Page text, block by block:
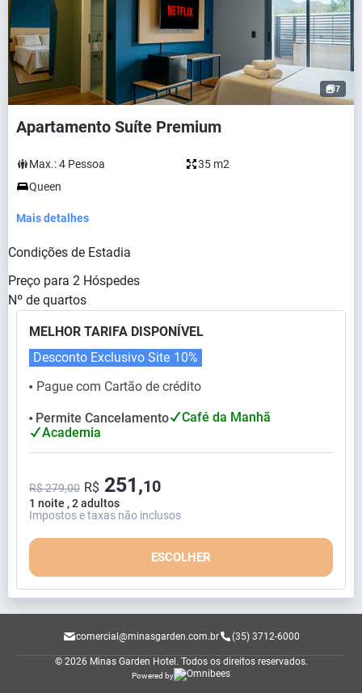
7
Apartamento Suíte Premium
Max.:4 Pessoa
35 m2
Queen
Mais detalhes
Condições de Estadia
Preço para 2 Hóspedes
Nº de quartos
MELHOR TARIFA DISPONÍVEL
⬤ Pague com Cartão de crédito
Desconto Exclusivo Site 10%
⬤ Permite Cancelamento
Café da Manhã
Academia
1 noite , 2 adultos
R$ 279,00 R$ 251,10
Impostos e taxas não inclusos
ESCOLHER
comercial@minasgarden.com.br (35) 3712-6000
© 2026 Minas Garden Hotel. Todos os direitos reservados.
Powered by